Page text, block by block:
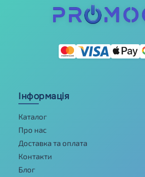
Інформація
Каталог
Про нас
Доставка та оплата
Контакти
Блог